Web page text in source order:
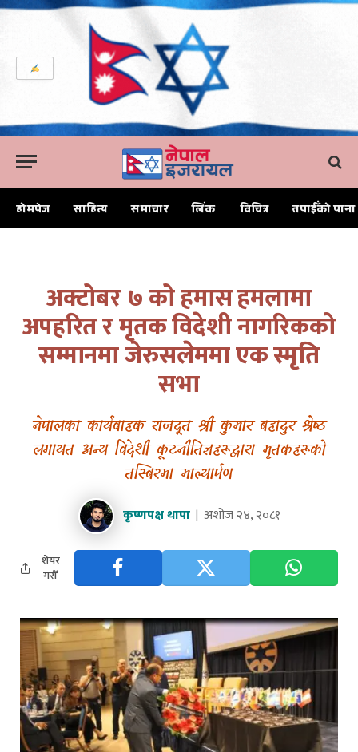
होमपेज साहित्य समाचार लिंक विचित्र तपाईँको पाना
अक्टोबर ७ को हमास हमलामा
अपहरित र मृतक विदेशी नागरिकको
सम्मानमा जेरुसलेममा एक स्मृति
सभा
नेपालका कार्यवाहक राजदूत श्री कुमार बहादुर श्रेष्ठ
लगायत अन्य विदेशी कूटनीतिज्ञहरूद्वारा मृतकहरूको
तस्बिरमा माल्यार्पण
कृष्णपक्ष थापा अशोज २४, २०८१
शेयर
गरौँ